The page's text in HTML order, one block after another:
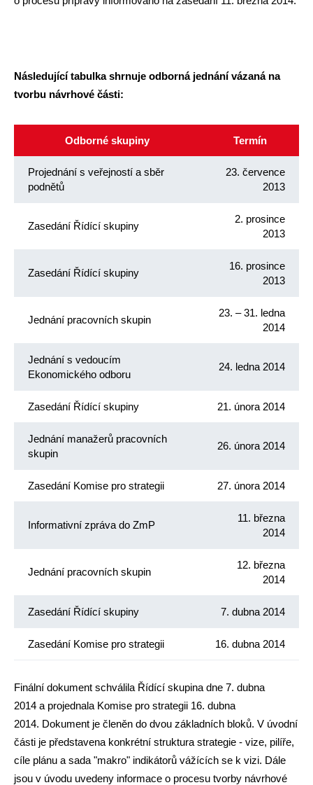
Následující tabulka shrnuje odborná jednání vázaná na
tvorbu návrhové části:
Odborné skupiny Termín
Projednání s veřejností a sběr
podnětů
23. července
2013
Zasedání Řídící skupiny
2. prosince
2013
Zasedání Řídící skupiny
16. prosince
2013
Jednání pracovních skupin
23. – 31. ledna
2014
Jednání s vedoucím
Ekonomického odboru
24. ledna 2014
Zasedání Řídící skupiny 21. února 2014
Jednání manažerů pracovních
skupin
26. února 2014
Zasedání Komise pro strategii 27. února 2014
Informativní zpráva do ZmP
11. března
2014
Jednání pracovních skupin
12. března
2014
Zasedání Řídící skupiny 7. dubna 2014
Zasedání Komise pro strategii 16. dubna 2014
Finální dokument schválila Řídící skupina dne 7. dubna
2014 a projednala Komise pro strategii 16. dubna
2014. Dokument je členěn do dvou základních bloků. V úvodní
části je představena konkrétní struktura strategie - vize, pilíře,
cíle plánu a sada "makro" indikátorů vážících se k vizi. Dále
jsou v úvodu uvedeny informace o procesu tvorby návrhové